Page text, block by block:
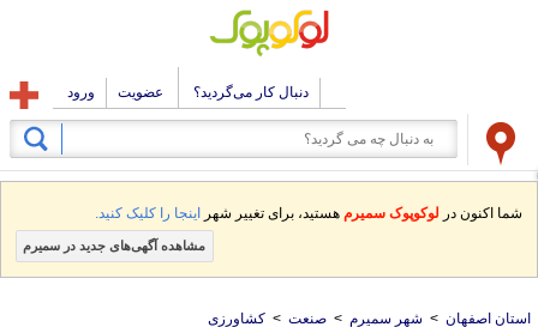
دنبال کار می‌گردید؟ عضویت ورود
شما اکنون در لوکوپوک سمیرم هستید، برای تغییر شهر اینجا را کلیک کنید.
مشاهده آگهی‌های جدید در سمیرم
استان اصفهان > شهر سمیرم > صنعت > کشاورزی